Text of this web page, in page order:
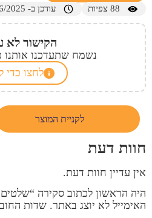
88 צפיות עודכן ב- 08/06/2025
הקישור לא
נשמח שתעדכנו אותנו
לחצו כדי
לקניית המוצר
חוות דעת
אין עדיין חוות דעת.
היה הראשון לכתוב סקירה “שלטים
האימייל לא יוצג באתר. שדות